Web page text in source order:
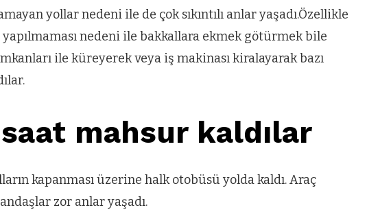
yollar nedeni ile de çok sıkıntılı anlar yaşadı.Özellikle
nedeni ile bakkallara ekmek götürmek bile
ile küreyerek veya iş makinası kiralayarak bazı
mahsur kaldılar
kapanması üzerine halk otobüsü yolda kaldı. Araç
zor anlar yaşadı.
ulaştı
Arnavutköy
otomobil alev
alev yandı.